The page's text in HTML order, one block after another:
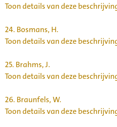
Toon details van deze
24. Bosmans, H.
Toon details van deze
25. Brahms, J.
Toon details van deze
26. Braunfels, W.
Toon details van deze